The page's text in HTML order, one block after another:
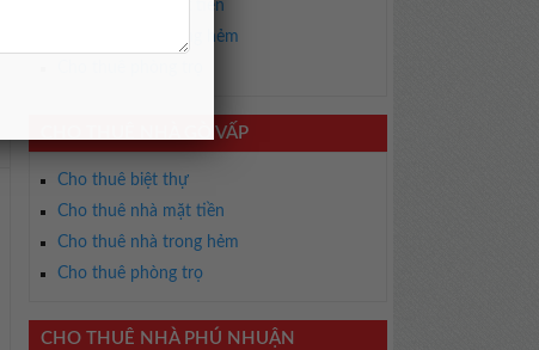
Cho thuê nhà mặt tiền
Cho thuê nhà trong hẻm
CHO THUÊ NHÀ GÒ VẤP
Cho thuê biệt thự
Cho thuê nhà mặt tiền
Cho thuê nhà trong hẻm
Cho thuê phòng trọ
CHO THUÊ NHÀ PHÚ NHUẬN